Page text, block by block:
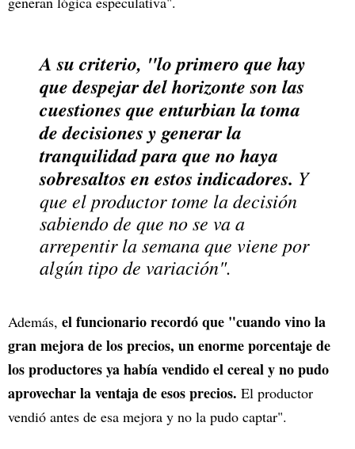
A su criterio, "lo primero que hay
que despejar del horizonte son las
cuestiones que enturbian la toma
de decisiones y generar la
tranquilidad para que no haya
sobresaltos en estos indicadores. Y
que el productor tome la decisión
sabiendo de que no se va a
arrepentir la semana que viene por
algún tipo de variación".
Además, el funcionario recordó que "cuando vino la
gran mejora de los precios, un enorme porcentaje de
los productores ya había vendido el cereal y no pudo
aprovechar la ventaja de esos precios. El productor
vendió antes de esa mejora y no la pudo captar".